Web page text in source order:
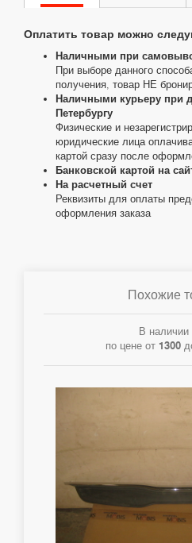
Оплатить товар можно
Наличными при
При выборе данного
получения, товар НЕ
Наличными курьеру при
Петербургу
Физические и
юридические лица
картой сразу после
Банковской картой на
На расчетный счет
Реквизиты для оплаты
оформления заказа
Похожие
В наличии
по цене от 1300